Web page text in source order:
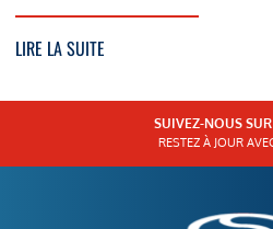
LIRE LA SUITE
SUIVEZ-NOUS
RESTEZ À JOUR